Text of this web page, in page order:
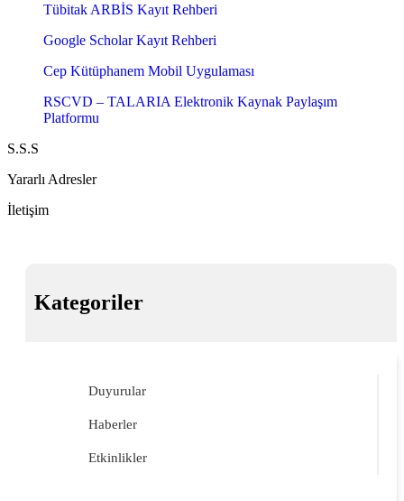
Tübitak ARBİS Kayıt Rehberi
Google Scholar Kayıt Rehberi
Cep Kütüphanem Mobil Uygulaması
RSCVD – TALARIA Elektronik Kaynak Paylaşım
Platformu
S.S.S
Yararlı Adresler
İletişim
Kategoriler
Duyurular
Haberler
Etkinlikler